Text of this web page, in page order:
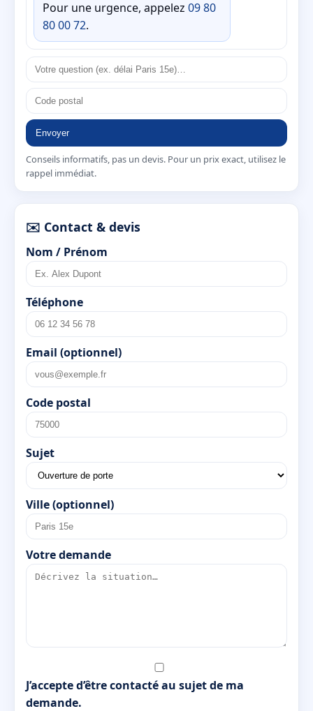
Pour une urgence, appelez 09 80
80 00 72.
Envoyer
Conseils informatifs, pas un devis. Pour un prix exact, utilisez le
rappel immédiat.
✉️ Contact & devis
Nom / Prénom
Téléphone
Email (optionnel)
Code postal
Sujet
Ville (optionnel)
Votre demande
J’accepte d’être contacté au sujet de ma
demande.